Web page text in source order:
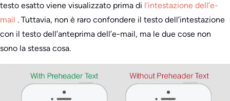
testo esatto viene visualizzato prima di l’intestazione dell’e-
mail . Tuttavia, non è raro confondere il testo dell’intestazione
con il testo dell’anteprima dell’e-mail, ma le due cose non
sono la stessa cosa.